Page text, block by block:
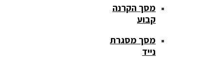
מסך הקרנה
קבוע
מסך מסגרת
נייד